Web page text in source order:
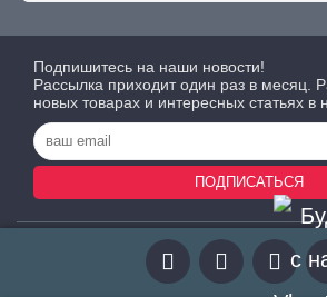
Подпишитесь на наши новости!
Рассылка приходит один раз в месяц.
новых товарах и интересных статьях в
ПОДПИСАТЬСЯ